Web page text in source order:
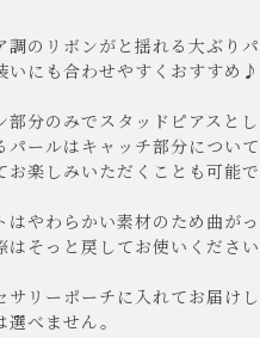
調のリボンがと揺れる大ぶり
いにも合わせやすくおすすめ♪
部分のみでスタッドピアスと
パールはキャッチ部分につい
お楽しみいただくことも可能で
はやわらかい素材のため曲が
はそっと戻してお使いください
サリーポーチに入れてお届けし
選べません。